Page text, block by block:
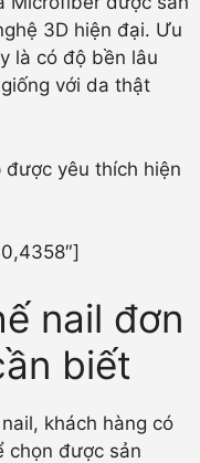
3D hiện đại. Ưu
là có độ bền lâu
với da thật
yêu thích hiện
nail đơn
biết
khách hàng có
chọn được sản